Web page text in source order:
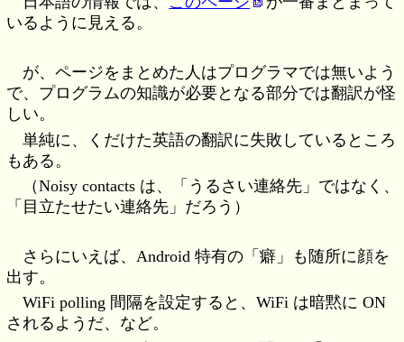
いるように見える。
が、ページをまとめた人はプログラマでは無いよう
で、プログラムの知識が必要となる部分では翻訳が怪
しい。
単純に、くだけた英語の翻訳に失敗しているところ
もある。
（Noisy contacts は、「うるさい連絡先」ではなく、
「目立たせたい連絡先」だろう）
さらにいえば、Android 特有の「癖」も随所に顔を
出す。
WiFi polling 間隔を設定すると、WiFi は暗黙に ON
されるようだ、など。